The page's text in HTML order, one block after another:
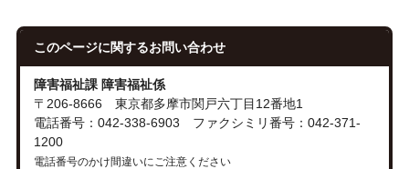
このページに関するお問い合わせ
障害福祉課 障害福祉係
〒206-8666 東京都多摩市関戸六丁目12番地1
電話番号：042-338-6903 ファクシミリ番号：042-371-
1200
電話番号のかけ間違いにご注意ください